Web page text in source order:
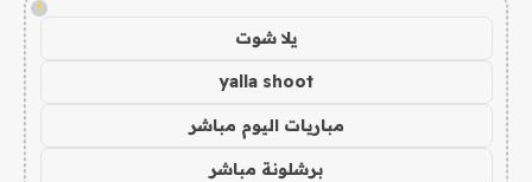
!
يلا شوت
yalla shoot
مباريات اليوم مباشر
برشلونة مباشر